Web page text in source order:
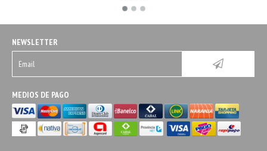
NEWSLETTER
MEDIOS DE PAGO